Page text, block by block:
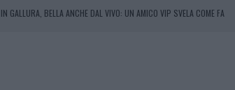
GALLURA, BELLA ANCHE DAL VIVO: UN AMICO VIP SVELA COME FA